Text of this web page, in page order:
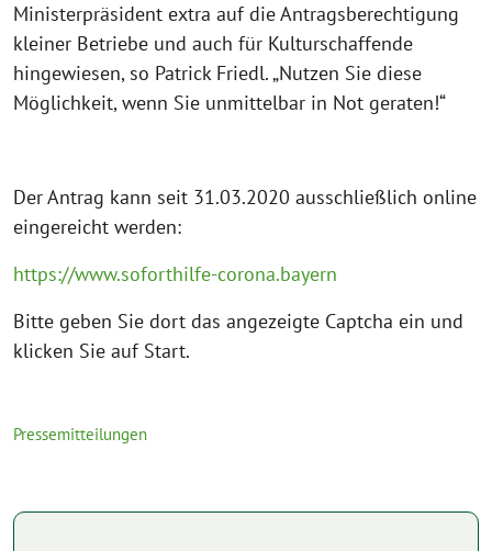
Ministerpräsident extra auf die Antragsberechtigung
kleiner Betriebe und auch für Kulturschaffende
hingewiesen, so Patrick Friedl. „Nutzen Sie diese
Möglichkeit, wenn Sie unmittelbar in Not geraten!“
Der Antrag kann seit 31.03.2020 ausschließlich online
eingereicht werden:
https://www.soforthilfe-corona.bayern
Bitte geben Sie dort das angezeigte Captcha ein und
klicken Sie auf Start.
Pressemitteilungen